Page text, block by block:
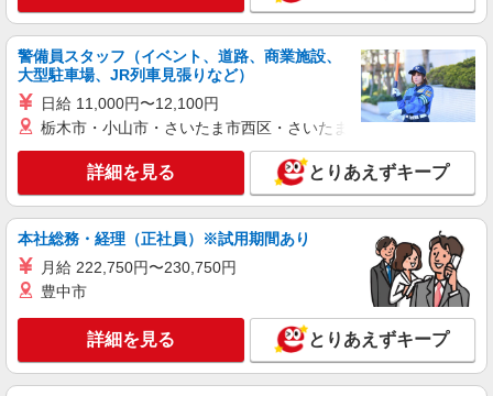
警備員スタッフ（イベント、道路、商業施設、
大型駐車場、JR列車見張りなど）
日給 11,000円〜12,100円
栃木市・小山市・さいたま市西区・さいたま市岩槻区・久喜市・
詳細を見る とりあえずキープ
本社総務・経理（正社員）※試用期間あり
月給 222,750円〜230,750円
豊中市
詳細を見る とりあえずキープ